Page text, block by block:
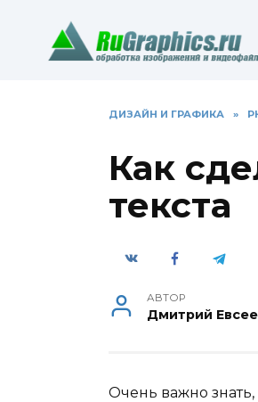
содержанию
ДИЗАЙН И ГРАФИКА »
Как
текста
АВТОР
Дмитрий
Очень важно